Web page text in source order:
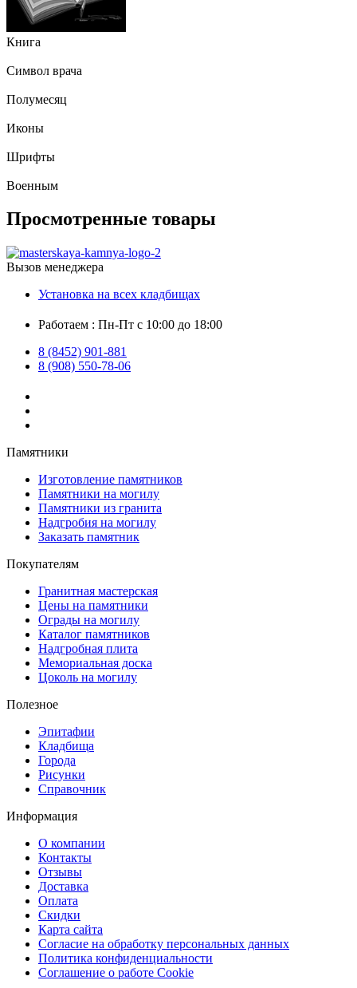
Книга
Символ врача
Полумесяц
Иконы
Шрифты
Военным
Просмотренные товары
Вызов менеджера
Установка на всех кладбищах
Работаем : Пн-Пт с 10:00 до 18:00
8 (8452) 901-881
8 (908) 550-78-06
Памятники
Изготовление памятников
Памятники на могилу
Памятники из гранита
Надгробия на могилу
Заказать памятник
Покупателям
Гранитная мастерская
Цены на памятники
Ограды на могилу
Каталог памятников
Надгробная плита
Мемориальная доска
Цоколь на могилу
Полезное
Эпитафии
Кладбища
Города
Рисунки
Справочник
Информация
О компании
Контакты
Отзывы
Доставка
Оплата
Скидки
Карта сайта
Согласие на обработку персональных данных
Политика конфиденциальности
Соглашение о работе Cookie